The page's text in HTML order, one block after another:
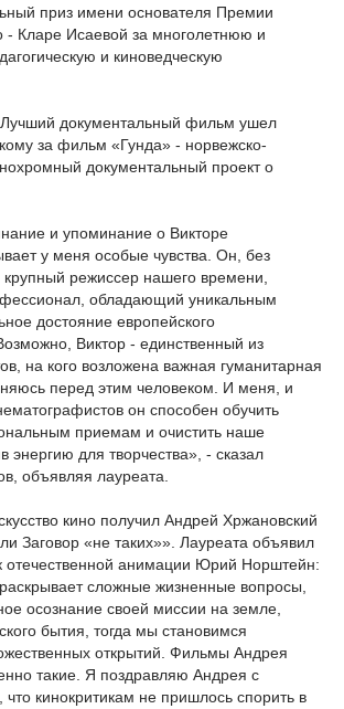
приз имени основателя Премии
- Кларе Исаевой за многолетнюю и
и киноведческую
Лучший документальный фильм ушел
за фильм «Гунда» - норвежско-
документальный проект о
и упоминание о Викторе
у меня особые чувства. Он, без
режиссер нашего времени,
обладающий уникальным
достояние европейского
Виктор - единственный из
на кого возложена важная гуманитарная
перед этим человеком. И меня, и
он способен обучить
приемам и очистить наше
энергию для творчества», - сказал
объявляя лауреата.
кино получил Андрей Хржановский
Заговор «не таких»». Лауреата объявил
отечественной анимации Юрий Норштейн:
раскрывает сложные жизненные вопросы,
осознание своей миссии на земле,
бытия, тогда мы становимся
открытий. Фильмы Андрея
такие. Я поздравляю Андрея с
что кинокритикам не пришлось спорить в